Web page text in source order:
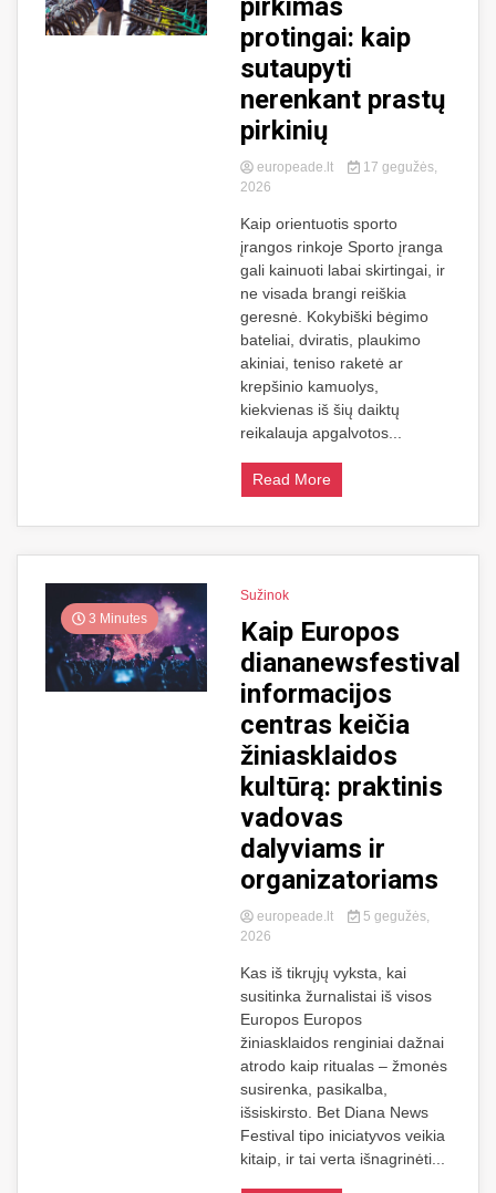
pirkimas
protingai: kaip
sutaupyti
nerenkant prastų
pirkinių
europeade.lt
17 gegužės,
2026
Kaip orientuotis sporto
įrangos rinkoje Sporto įranga
gali kainuoti labai skirtingai, ir
ne visada brangi reiškia
geresnė. Kokybiški bėgimo
bateliai, dviratis, plaukimo
akiniai, teniso raketė ar
krepšinio kamuolys,
kiekvienas iš šių daiktų
reikalauja apgalvotos...
Read More
3 Minutes
Sužinok
Kaip Europos
diananewsfestival
informacijos
centras keičia
žiniasklaidos
kultūrą: praktinis
vadovas
dalyviams ir
organizatoriams
europeade.lt
5 gegužės,
2026
Kas iš tikrųjų vyksta, kai
susitinka žurnalistai iš visos
Europos Europos
žiniasklaidos renginiai dažnai
atrodo kaip ritualas – žmonės
susirenka, pasikalba,
išsiskirsto. Bet Diana News
Festival tipo iniciatyvos veikia
kitaip, ir tai verta išnagrinėti...